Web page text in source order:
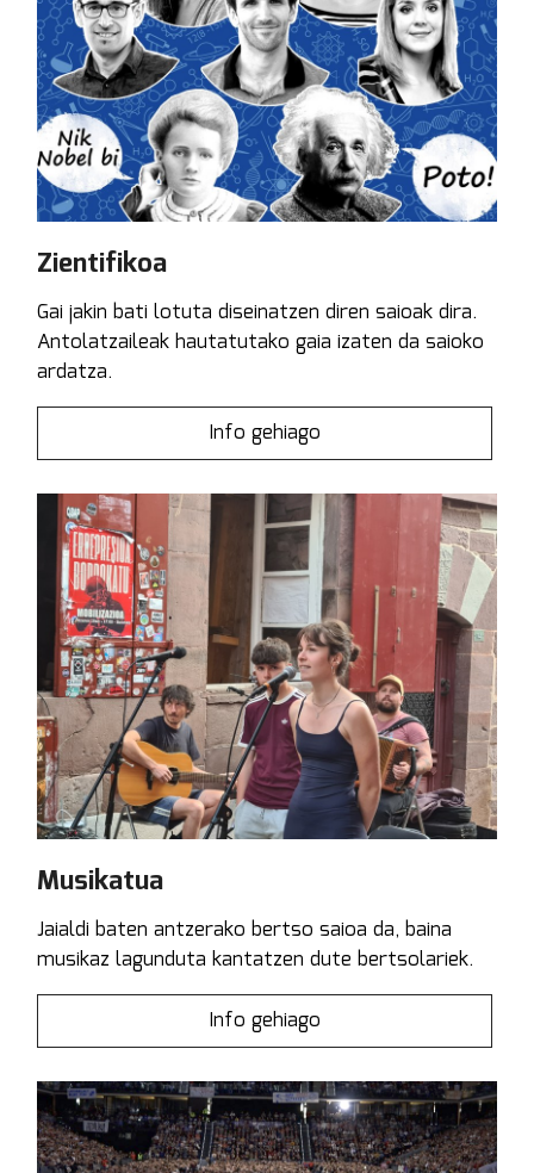
Zientifikoa
Gai jakin bati lotuta diseinatzen diren saioak dira.
Antolatzaileak hautatutako gaia izaten da saioko
ardatza.
Info gehiago
Musikatua
Jaialdi baten antzerako bertso saioa da, baina
musikaz lagunduta kantatzen dute bertsolariek.
Info gehiago